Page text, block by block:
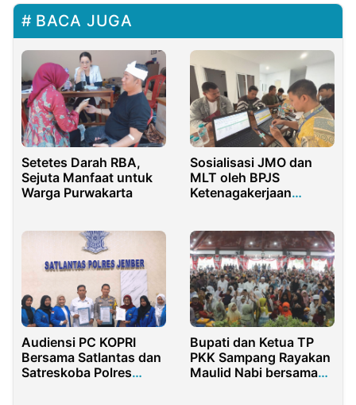
BACA JUGA
Setetes Darah RBA,
Sejuta Manfaat untuk
Warga Purwakarta
Sosialisasi JMO dan
MLT oleh BPJS
Ketenagakerjaan
Eco Paper Indonesia
Audiensi PC KOPRI
Bersama Satlantas dan
Satreskoba Polres
Bupati dan Ketua TP
PKK Sampang Rayakan
Maulid Nabi bersama